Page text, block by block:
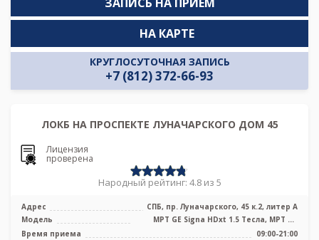
КРУГЛОСУТОЧНАЯ ЗАПИСЬ
+7 (812) 372-66-93
НА КАРТЕ
ЛОКБ НА ПРОСПЕКТЕ ЛУНАЧАРСКОГО ДОМ 45
Лицензия
проверена
Народный рейтинг: 4.8 из 5
Адрес
СПБ, пр. Луначарского, 45 к.2, литер А
Модель
МРТ GE Signa HDxt 1.5 Тесла, МРТ GE
Optima MR 360 1.5 Тесла, KT GE Opt ...
Время приема
09:00-21:00